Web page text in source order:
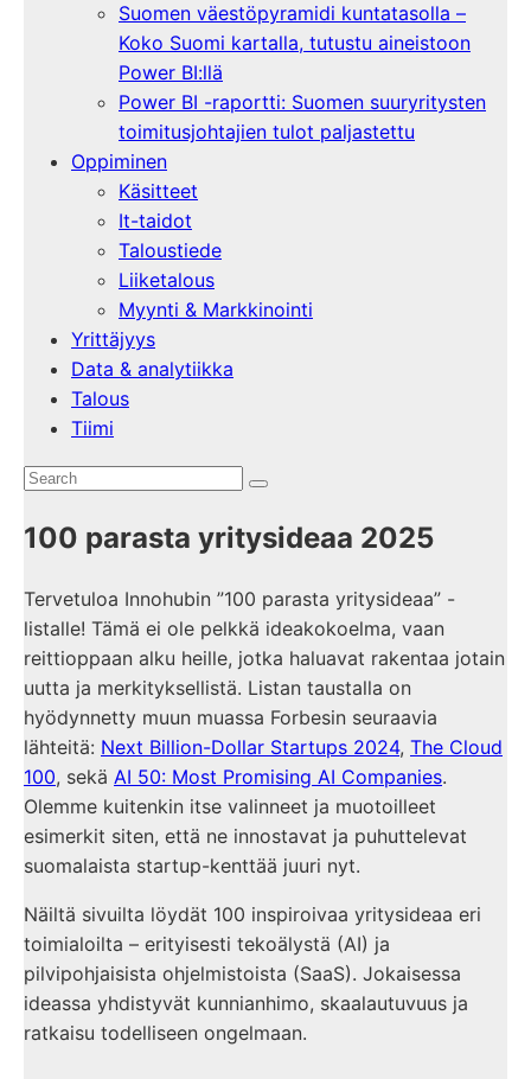
Suomen väestöpyramidi kuntatasolla –
Koko Suomi kartalla, tutustu aineistoon
Power BI:llä
Power BI -raportti: Suomen suuryritysten
toimitusjohtajien tulot paljastettu
Oppiminen
Käsitteet
It-taidot
Taloustiede
Liiketalous
Myynti & Markkinointi
Yrittäjyys
Data & analytiikka
Talous
Tiimi
100 parasta yritysideaa 2025
Tervetuloa Innohubin ”100 parasta yritysideaa” -
listalle! Tämä ei ole pelkkä ideakokoelma, vaan
reittioppaan alku heille, jotka haluavat rakentaa jotain
uutta ja merkityksellistä. Listan taustalla on
hyödynnetty muun muassa Forbesin seuraavia
lähteitä: Next Billion-Dollar Startups 2024, The Cloud
100, sekä AI 50: Most Promising AI Companies.
Olemme kuitenkin itse valinneet ja muotoilleet
esimerkit siten, että ne innostavat ja puhuttelevat
suomalaista startup-kenttää juuri nyt.
Näiltä sivuilta löydät 100 inspiroivaa yritysideaa eri
toimialoilta – erityisesti tekoälystä (AI) ja
pilvipohjaisista ohjelmistoista (SaaS). Jokaisessa
ideassa yhdistyvät kunnianhimo, skaalautuvuus ja
ratkaisu todelliseen ongelmaan.